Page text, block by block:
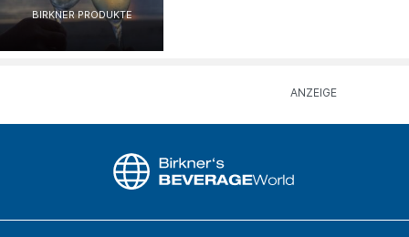
BIRKNER PRODUKTE